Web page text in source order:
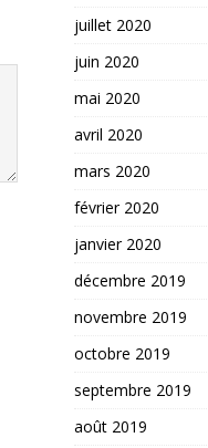
juillet 2020
juin 2020
mai 2020
avril 2020
mars 2020
février 2020
janvier 2020
décembre 2019
novembre 2019
octobre 2019
septembre 2019
août 2019